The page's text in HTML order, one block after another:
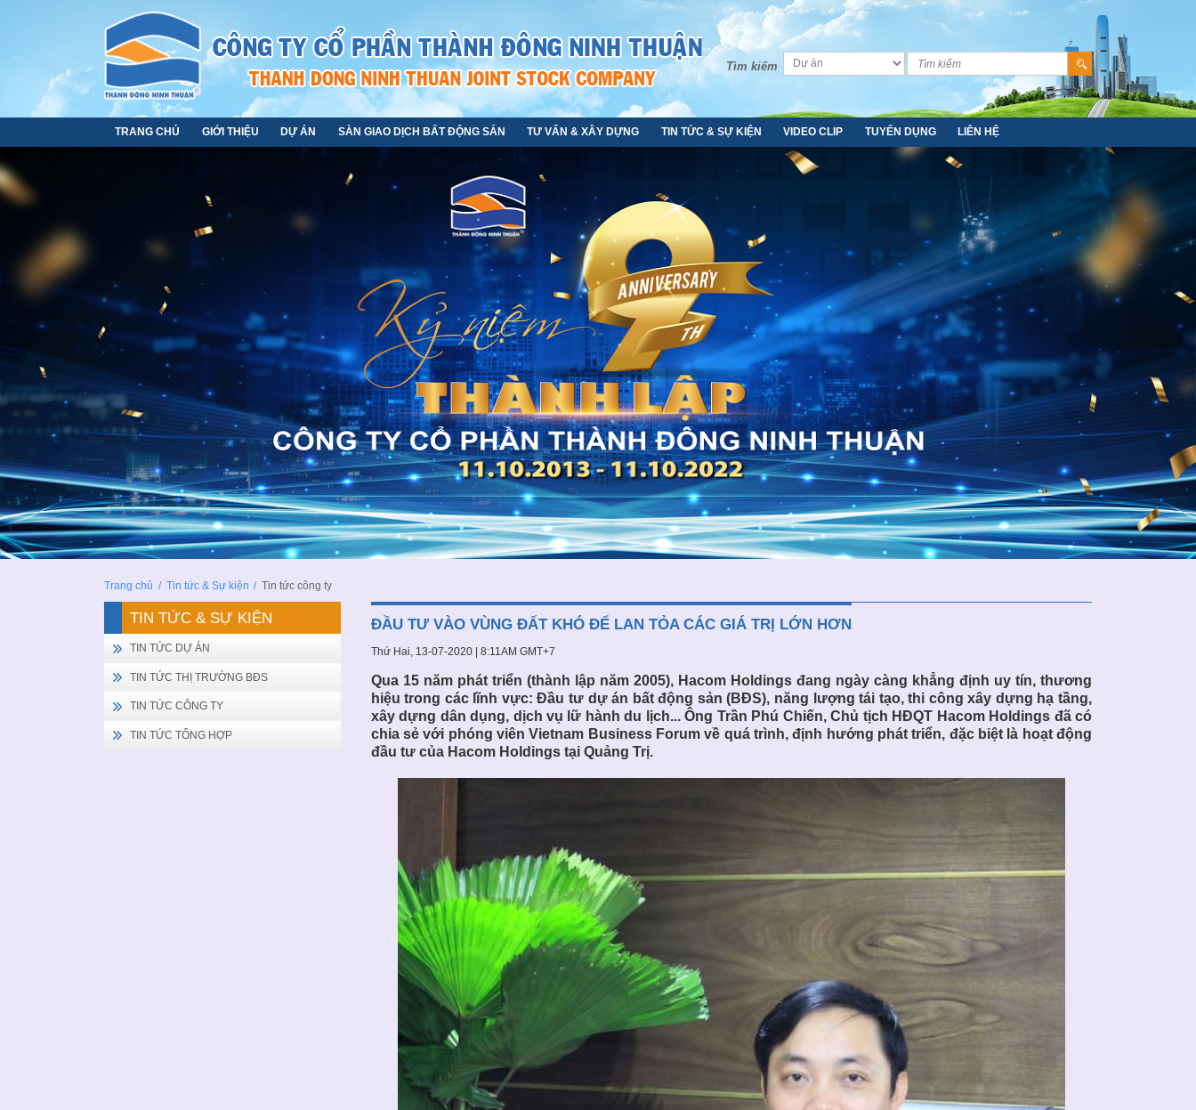
Tìm kiếm
TRANG CHỦ GIỚI THIỆU DỰ ÁN SÀN GIAO DỊCH BẤT ĐỘNG SẢN TƯ VẤN & XÂY DỰNG TIN TỨC & SỰ KIỆN VIDEO CLIP TUYỂN DỤNG LIÊN HỆ
Trang chủ / Tin tức & Sự kiện / Tin tức công ty
ĐẦU TƯ VÀO VÙNG ĐẤT KHÓ ĐỂ LAN TỎA CÁC GIÁ TRỊ LỚN HƠN
Thứ Hai, 13-07-2020 | 8:11AM GMT+7
Qua 15 năm phát triển (thành lập năm 2005), Hacom Holdings đang ngày càng khẳng định uy tín, thương
hiệu trong các lĩnh vực: Đầu tư dự án bất động sản (BĐS), năng lượng tái tạo, thi công xây dựng hạ tầng,
xây dựng dân dụng, dịch vụ lữ hành du lịch... Ông Trần Phú Chiến, Chủ tịch HĐQT Hacom Holdings đã có
chia sẻ với phóng viên Vietnam Business Forum về quá trình, định hướng phát triển, đặc biệt là hoạt động
đầu tư của Hacom Holdings tại Quảng Trị.
TIN TỨC & SỰ KIỆN
TIN TỨC DỰ ÁN
TIN TỨC THỊ TRƯỜNG BĐS
TIN TỨC CÔNG TY
TIN TỨC TỔNG HỢP